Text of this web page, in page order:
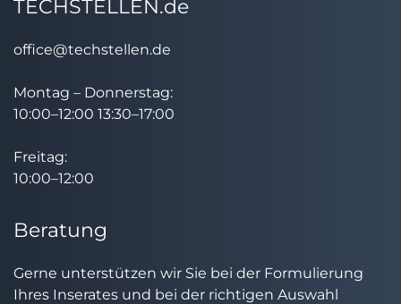
TECHSTELLEN.de
office@techstellen.de
Montag – Donnerstag:
10:00–12:00 13:30–17:00
Freitag:
10:00–12:00
Beratung
Gerne unterstützen wir Sie bei der Formulierung
Ihres Inserates und bei der richtigen Auswahl